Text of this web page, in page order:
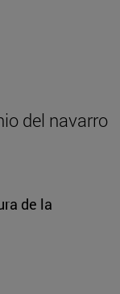
del navarro
de la